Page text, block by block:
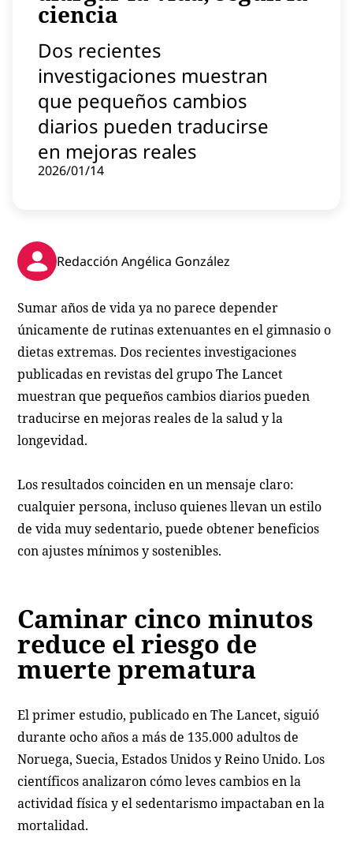
Contenido patrocinado
ciencia
Dos recientes
investigaciones muestran
que pequeños cambios
diarios pueden traducirse
en mejoras reales
2026/01/14
Redacción Angélica González
Sumar años de vida ya no parece depender
únicamente de rutinas extenuantes en el gimnasio o
dietas extremas. Dos recientes investigaciones
publicadas en revistas del grupo The Lancet
muestran que pequeños cambios diarios pueden
traducirse en mejoras reales de la salud y la
longevidad.
Los resultados coinciden en un mensaje claro:
cualquier persona, incluso quienes llevan un estilo
de vida muy sedentario, puede obtener beneficios
con ajustes mínimos y sostenibles.
Caminar cinco minutos
reduce el riesgo de
muerte prematura
El primer estudio, publicado en The Lancet, siguió
durante ocho años a más de 135.000 adultos de
Noruega, Suecia, Estados Unidos y Reino Unido. Los
científicos analizaron cómo leves cambios en la
actividad física y el sedentarismo impactaban en la
mortalidad.